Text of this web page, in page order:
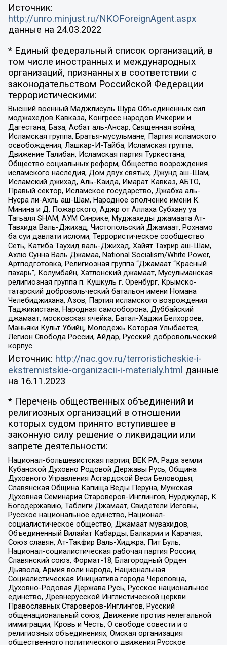
Источник:
http://unro.minjust.ru/NKOForeignAgent.aspx
данные на 24.03.2022
* Единый федеральный список организаций, в
том числе иностранных и международных
организаций, признанных в соответствии с
законодательством Российской Федерации
террористическими:
Высший военный Маджлисуль Шура Объединенных сил
моджахедов Кавказа, Конгресс народов Ичкерии и
Дагестана, База, Асбат аль-Ансар, Священная война,
Исламская группа, Братья-мусульмане, Партия исламского
освобождения, Лашкар-И-Тайба, Исламская группа,
Движение Талибан, Исламская партия Туркестана,
Общество социальных реформ, Общество возрождения
исламского наследия, Дом двух святых, Джунд аш-Шам,
Исламский джихад, Аль-Каида, Имарат Кавказ, АБТО,
Правый сектор, Исламское государство, Джабха аль-
Нусра ли-Ахль аш-Шам, Народное ополчение имени К.
Минина и Д. Пожарского, Аджр от Аллаха Субхану уа
Тагьаля SHAM, АУМ Синрике, Муджахеды джамаата Ат-
Тавхида Валь-Джихад, Чистопольский Джамаат, Рохнамо
ба суи давлати исломи, Террористическое сообщество
Сеть, Катиба Таухид валь-Джихад, Хайят Тахрир аш-Шам,
Ахлю Сунна Валь Джамаа, National Socialism/White Power,
Артподготовка, Религиозная группа “Джамаат “Красный
пахарь”, Колумбайн, Хатлонский джамаат, Мусульманская
религиозная группа п. Кушкуль г. Оренбург, Крымско-
татарский добровольческий батальон имени Номана
Челебиджихана, Азов, Партия исламского возрождения
Таджикистана, Народная самооборона, Дуббайский
джамаат, московская ячейка, Батал-Хаджи Белхороев,
Маньяки Культ Убийц, Молодёжь Которая Улыбается,
Легион Свобода России, Айдар, Русский добровольческий
корпус
Источник: http://nac.gov.ru/terroristicheskie-i-
ekstremistskie-organizacii-i-materialy.html данные
на 16.11.2023
* Перечень общественных объединений и
религиозных организаций в отношении
которых судом принято вступившее в
законную силу решение о ликвидации или
запрете деятельности:
Национал-большевистская партия, ВЕК РА, Рада земли
Кубанской Духовно Родовой Державы Русь, Община
Духовного Управления Асгардской Веси Беловодья,
Славянская Община Капища Веды Перуна, Мужская
Духовная Семинария Староверов-Инглингов, Нурджулар, К
Богодержавию, Таблиги Джамаат, Свидетели Иеговы,
Русское национальное единство, Национал-
социалистическое общество, Джамаат мувахидов,
Объединенный Вилайат Кабарды, Балкарии и Карачая,
Союз славян, Ат-Такфир Валь-Хиджра, Пит Буль,
Национал-социалистическая рабочая партия России,
Славянский союз, Формат-18, Благородный Орден
Дьявола, Армия воли народа, Национальная
Социалистическая Инициатива города Череповца,
Духовно-Родовая Держава Русь, Русское национальное
единство, Древнерусской Инглистической церкви
Православных Староверов-Инглингов, Русский
общенациональный союз, Движение против нелегальной
иммиграции, Кровь и Честь, О свободе совести и о
религиозных объединениях, Омская организация
общественного политического движения Русское